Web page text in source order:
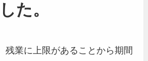
た。
残業に上限があることから期間